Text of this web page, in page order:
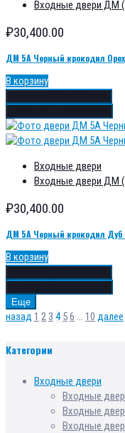
Входные двери ДМ
₽30,400.00
ДМ 5А Черный крокодил Орех
В корзину
Входные двери
Входные двери ДМ
₽30,400.00
ДМ 5А Черный крокодил Дуб
В корзину
Еще
назад 1 23 4 56 … 10 далее
Категории
Входные двери
Входные
Входные
Входные